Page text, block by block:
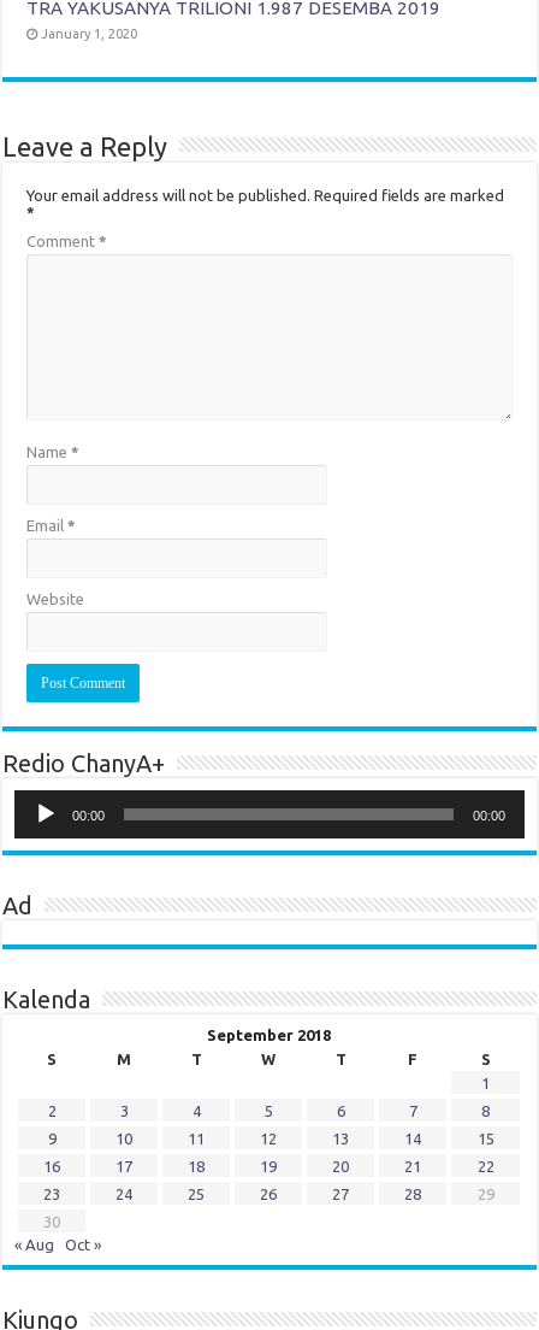
TRA YAKUSANYA TRILIONI 1.987 DESEMBA 2019
January 1, 2020
Leave a Reply
Your email address will not be published. Required fields are marked
*
Comment*
Name*
Email*
Website
Redio ChanyA+
Player
00:00 00:00
Ad
Kalenda
September 2018
S
M T W T F
S
1
2
3 4 5 6 7
8
9
10 11 12 13 14
15
16
17 18 19 20 21
22
23
24 25 26 27 28
29
30
« Aug
Oct »
Kiungo